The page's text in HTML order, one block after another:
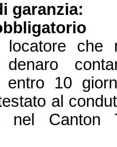
garanzia:
locatore che
denaro
entro 10
al
nel Canton